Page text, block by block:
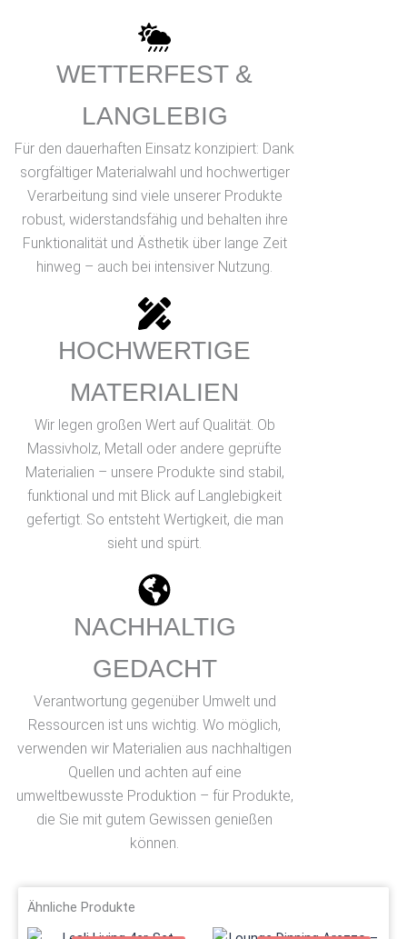
WETTERFEST &
LANGLEBIG
Für den dauerhaften Einsatz konzipiert: Dank
sorgfältiger Materialwahl und hochwertiger
Verarbeitung sind viele unserer Produkte
robust, widerstandsfähig und behalten ihre
Funktionalität und Ästhetik über lange Zeit
hinweg – auch bei intensiver Nutzung.
HOCHWERTIGE
MATERIALIEN
Wir legen großen Wert auf Qualität. Ob
Massivholz, Metall oder andere geprüfte
Materialien – unsere Produkte sind stabil,
funktional und mit Blick auf Langlebigkeit
gefertigt. So entsteht Wertigkeit, die man
sieht und spürt.
NACHHALTIG
GEDACHT
Verantwortung gegenüber Umwelt und
Ressourcen ist uns wichtig. Wo möglich,
verwenden wir Materialien aus nachhaltigen
Quellen und achten auf eine
umweltbewusste Produktion – für Produkte,
die Sie mit gutem Gewissen genießen
können.
Ähnliche Produkte